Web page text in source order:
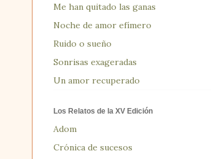
Me han quitado las ganas
Noche de amor efímero
Ruido o sueño
Sonrisas exageradas
Un amor recuperado
Los Relatos de la XV Edición
Adom
Crónica de sucesos